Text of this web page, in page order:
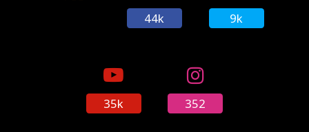
44k 9k
35k 352